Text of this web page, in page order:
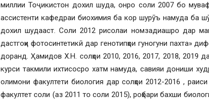
миллии Тоҷикистон дохил шуда, онро соли 2007 бо
ассистенти кафедраи биохимия ба кор шурӯъ намуда ба
дохил шудааст. Соли 2012 рисолаи номзадиашро дар
дастгоҳи фотосинтетикӣ дар генотипҳои гуногуни пахта»
доранд. Ҳамидов Х.Н. солҳои 2010, 2016, 2017, 2018, 2019
курси такмили ихтисосро хатм намуда, савияи дониши
олимони факултети биология дар солҳои 2012-2016 ,
факултет соли (аз 2011 то соли 2015), роҳбари бахши